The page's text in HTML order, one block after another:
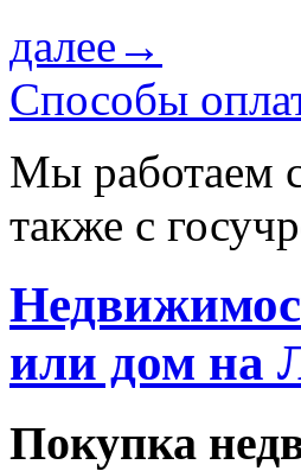
далее→
Способы
Мы работаем
также с
или дом на
Покупка